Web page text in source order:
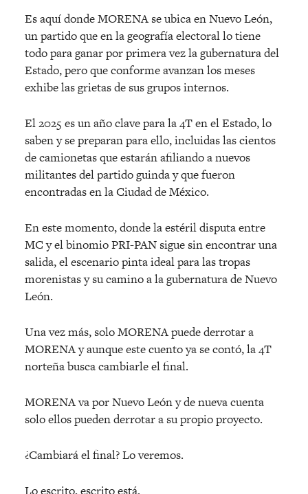
Es aquí donde MORENA se ubica en Nuevo León,
un partido que en la geografía electoral lo tiene
todo para ganar por primera vez la gubernatura del
Estado, pero que conforme avanzan los meses
exhibe las grietas de sus grupos internos.
El 2025 es un año clave para la 4T en el Estado, lo
saben y se preparan para ello, incluidas las cientos
de camionetas que estarán afiliando a nuevos
militantes del partido guinda y que fueron
encontradas en la Ciudad de México.
En este momento, donde la estéril disputa entre
MC y el binomio PRI-PAN sigue sin encontrar una
salida, el escenario pinta ideal para las tropas
morenistas y su camino a la gubernatura de Nuevo
León.
Una vez más, solo MORENA puede derrotar a
MORENA y aunque este cuento ya se contó, la 4T
norteña busca cambiarle el final.
MORENA va por Nuevo León y de nueva cuenta
solo ellos pueden derrotar a su propio proyecto.
¿Cambiará el final? Lo veremos.